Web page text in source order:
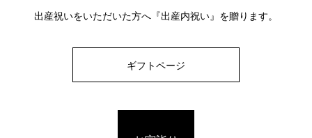
出産祝いをいただいた方へ『出産内祝い』を贈ります。
ギフトページ